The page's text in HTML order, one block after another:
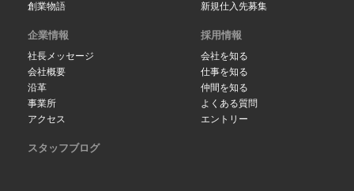
創業物語
新規仕入先募集
企業情報
社長メッセージ
会社概要
沿革
事業所
アクセス
採用情報
会社を知る
仕事を知る
仲間を知る
よくある質問
エントリー
スタッフブログ